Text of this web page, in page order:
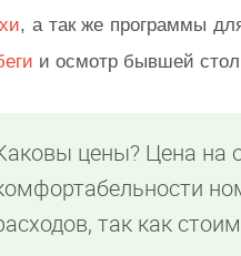
, а так же программы
и осмотр бывшей
цены? Цена на
так как